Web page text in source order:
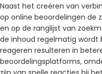
Naast het creëren van
op online beoordelingen de
en op de ranglijst van
de inhoud regelmatig wordt
reageren resulteren in
beoordelingsplatforms,